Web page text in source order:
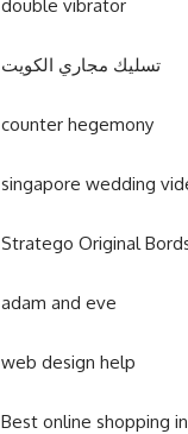
double vibrator
تسليك مجاري الكويت
counter hegemony
singapore wedding
Stratego Original
adam and eve
web design help
Best online shopping